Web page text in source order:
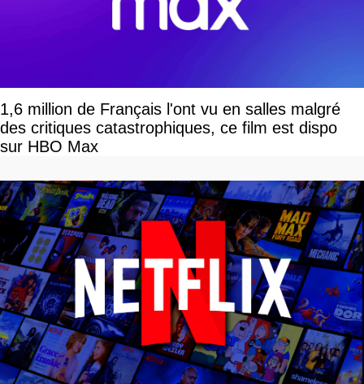
1,6 million de Français l'ont vu en salles malgré
des critiques catastrophiques, ce film est dispo
sur HBO Max